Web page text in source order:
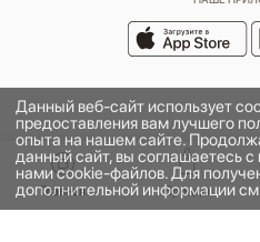
2026 © УНИВЕРМАГ
Данный веб-сайт использует
предоставления вам лучшего
опыта на нашем сайте.
данный сайт, вы соглашаетесь
нами cookie-файлов. Для
дополнительной информации
Главная Бренды